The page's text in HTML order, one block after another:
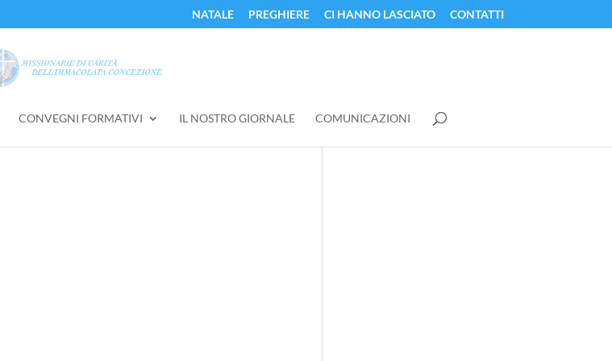
NATALE PREGHIERE CI HANNO LASCIATO CONTATTI
CONVEGNI FORMATIVI IL NOSTRO GIORNALE COMUNICAZIONI